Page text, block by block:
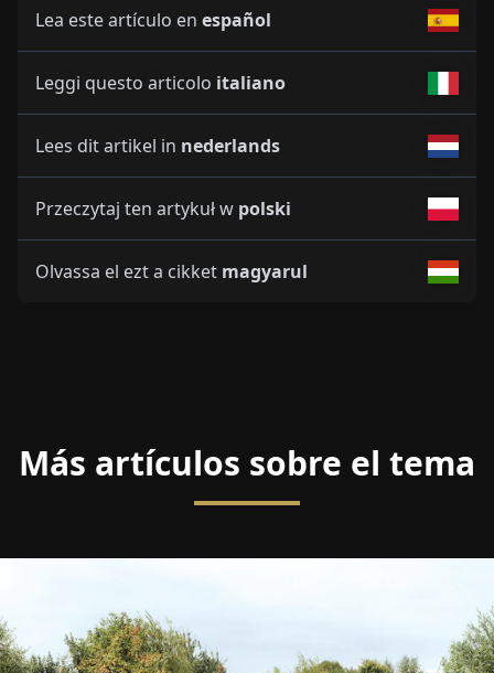
Lea este artículo en español
Leggi questo articolo italiano
Lees dit artikel in nederlands
Przeczytaj ten artykuł w polski
Olvassa el ezt a cikket magyarul
Más artículos sobre el tema